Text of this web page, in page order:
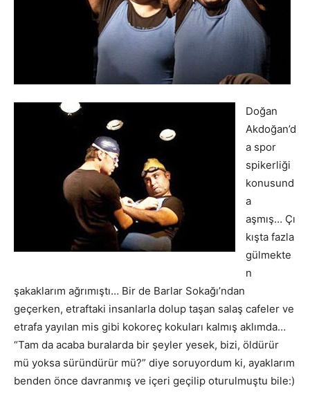
Doğan
Akdoğan’d
a spor
spikerliği
konusund
a
aşmış… Çı
kışta fazla
gülmekte
n
şakaklarım ağrımıştı… Bir de Barlar Sokağı’ndan
geçerken, etraftaki insanlarla dolup taşan salaş cafeler ve
etrafa yayılan mis gibi kokoreç kokuları kalmış aklımda…
“Tam da acaba buralarda bir şeyler yesek, bizi, öldürür
mü yoksa süründürür mü?” diye soruyordum ki, ayaklarım
benden önce davranmış ve içeri geçilip oturulmuştu bile:)